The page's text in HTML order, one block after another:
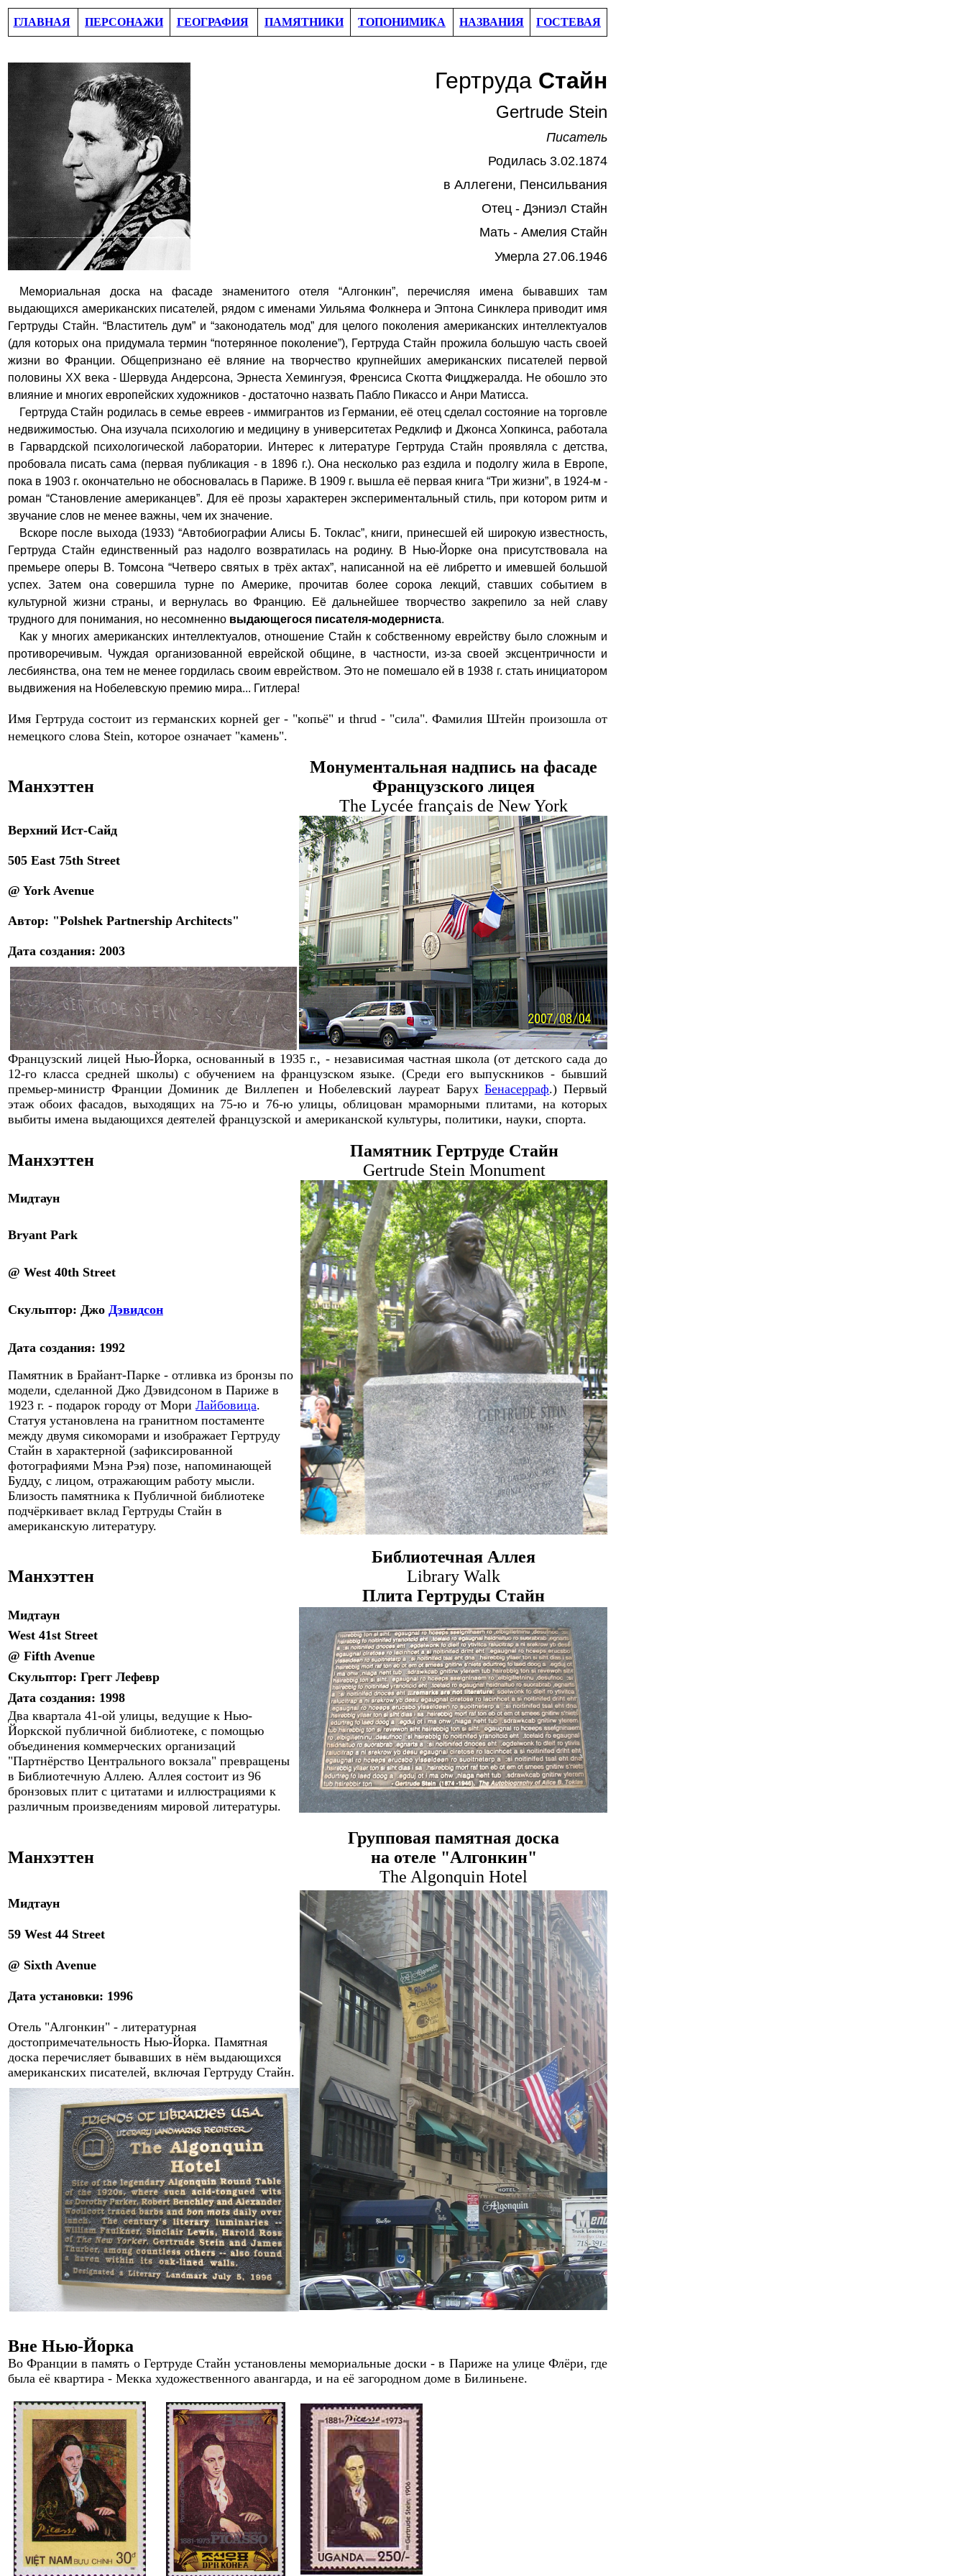
ГЛАВНАЯ ПЕРСОНАЖИ ГЕОГРАФИЯ ПАМЯТНИКИ ТОПОНИМИКА НАЗВАНИЯ ГОСТЕВАЯ
Гертруда Стайн
Gertrude Stein
Писатель
Родилась 3.02.1874
в Аллегени, Пенсильвания
Отец - Дэниэл Стайн
Мать - Амелия Стайн
Умерла 27.06.1946
Мемориальная доска на фасаде знаменитого отеля “Алгонкин”, перечисляя имена бывавших там
выдающихся американских писателей, рядом с именами Уильяма Фолкнера и Эптона Синклера приводит имя
Гертруды Стайн. “Властитель дум” и “законодатель мод” для целого поколения американских интеллектуалов
(для которых она придумала термин “потерянное поколение”), Гертруда Стайн прожила большую часть своей
жизни во Франции. Общепризнано её вляние на творчество крупнейших американских писателей первой
половины XX века - Шервуда Андерсона, Эрнеста Хемингуэя, Френсиса Скотта Фицджералда. Не обошло это
влияние и многих европейских художников - достаточно назвать Пабло Пикассо и Анри Матисса.
Гертруда Стайн родилась в семье евреев - иммигрантов из Германии, её отец сделал состояние на торговле
недвижимостью. Она изучала психологию и медицину в унивeрситетах Редклиф и Джонса Хопкинса, работала
в Гарвардской психологической лаборатории.
Интерес к литературе Гертруда Стайн проявляла с детства,
пробовала писать сама (первая публикация - в 1896 г.). Она несколько раз ездила и подолгу жила в Европе,
пока в 1903 г. окончательно не обосновалась в Париже. В 1909 г. вышла её первая книга “Три жизни”, в 1924-м -
роман “Становление американцев”. Для её прозы характерен экспериментальный стиль, при котором ритм и
звучание слов не менее важны, чем их значение.
Вскоре после выхода (1933) “Автобиографии Алисы Б. Токлас”, книги, принесшей ей широкую известность,
Гертруда Стайн единственный раз надолго возвратилась на родину. В Нью-Йорке она присутствовала на
премьере оперы В. Томсона “Четверо святых в трёх актах”, написанной на её либретто и имевшей большой
успех. Затем она совершила турне по Америкe, прочитав более сорока лекций, ставших событием в
культурной жизни страны, и вернулась во Францию. Её дальнейшее творчество закрепило за ней славу
трудного для понимания, но несомненно выдающегося писателя-модерниста.
Как у многих американских интеллектуалов, отношение Стайн к собственному еврейству было сложным и
противоречивым. Чуждая организованной еврейской общине, в частности, из-за своей эксцентричности и
лесбиянства, она тем не менее гордилась своим еврейством. Это не помешало ей в 1938 г. стать инициатором
выдвижения на Нобелевскую премию мира... Гитлера!
Имя Гертруда состоит из германских корней ger - "копьё" и thrud - "сила".Фамилия Штейн произошла от
немецкого слова Stein, которое означает "камень".
Манхэттен
Монументальная надпись на фасаде
Французского лицея
The Lycée français de New York
Верхний Ист-Сайд
505 East 75th Street
@ York Avenue
Автор: "Polshek Partnership Architects"
Дата создания: 2003
Французский лицей Нью-Йорка, основанный в 1935 г., - независимая частная школа (от детского сада до
12-го класса средней школы) с обучением на французском языке. (Среди его выпускников - бывший
премьер-министр Франции Доминик де Виллепен и Нобелевский лауреат БарухБенасерраф.) Первый
этаж обоих фасадов, выходящих на 75-ю и 76-ю улицы, облицован мраморными плитами, на которых
выбиты имена выдающихся деятелей французской и американской культуры, политики, науки, спорта.
Манхэттен
Памятник Гертруде Стайн
Gertrude Stein Monument
Мидтаун
Bryant Park
@ West 40th Street
Скульптор: Джо Дэвидсон
Дата создания: 1992
Памятник в Брайант-Паркe - отливка из бронзы по
модели, сделанной Джо Дэвидсоном в Париже в
1923 г. - подарок городу от Мори Лайбовица.
Статуя установлена на гранитном постаменте
между двумя сикоморами и изображает Гертруду
Стайн в характерной (зафиксированной
фотографиями Мэна Рэя) позе, напоминающей
Будду, с лицом, отражающим работу мысли.
Близость памятника к Публичной библиотеке
подчёркивает вклад Гертруды Стайн в
американскую литературу.
Манхэттен
Библиотечная Аллея
Library Walk
Плита Гертруды Стайн
Мидтаун
West 41st Street
@ Fifth Avenue
Скульптор: Грегг Лефевр
Дата создания: 1998
Два квартала 41-ой улицы, ведущие к Нью-
Йоркской публичной библиотеке, с помощью
объединения коммерческих организаций
"Партнёрство Центрального вокзала" превращены
в Библиотечную Аллею. Аллея состоит из 96
бронзовых плит с цитатами и иллюстрациями к
различным произведениям мировой литературы.
Манхэттен
Групповая памятная доска
на отеле "Алгонкин"
The Algonquin Hotel
Мидтаун
59 West 44 Street
@ Sixth Avenue
Дата установки: 1996
Отель "Алгонкин" - литературная
достопримечательность Нью-Йорка. Памятная
доска перечисляет бывавших в нём выдающихся
американских писателей, включая Гертруду Стайн.
Вне Нью-Йорка
Во Франции в память о ГертрудeСтайн установлены мемориальные доски - в Париже на улице Флёри, где
была её квартира - Мекка художественного авангарда, и на её загородном доме в Билиньене.